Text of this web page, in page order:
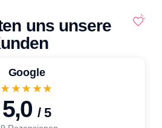
uns unsere
Google
★★★★★
5,0 / 5